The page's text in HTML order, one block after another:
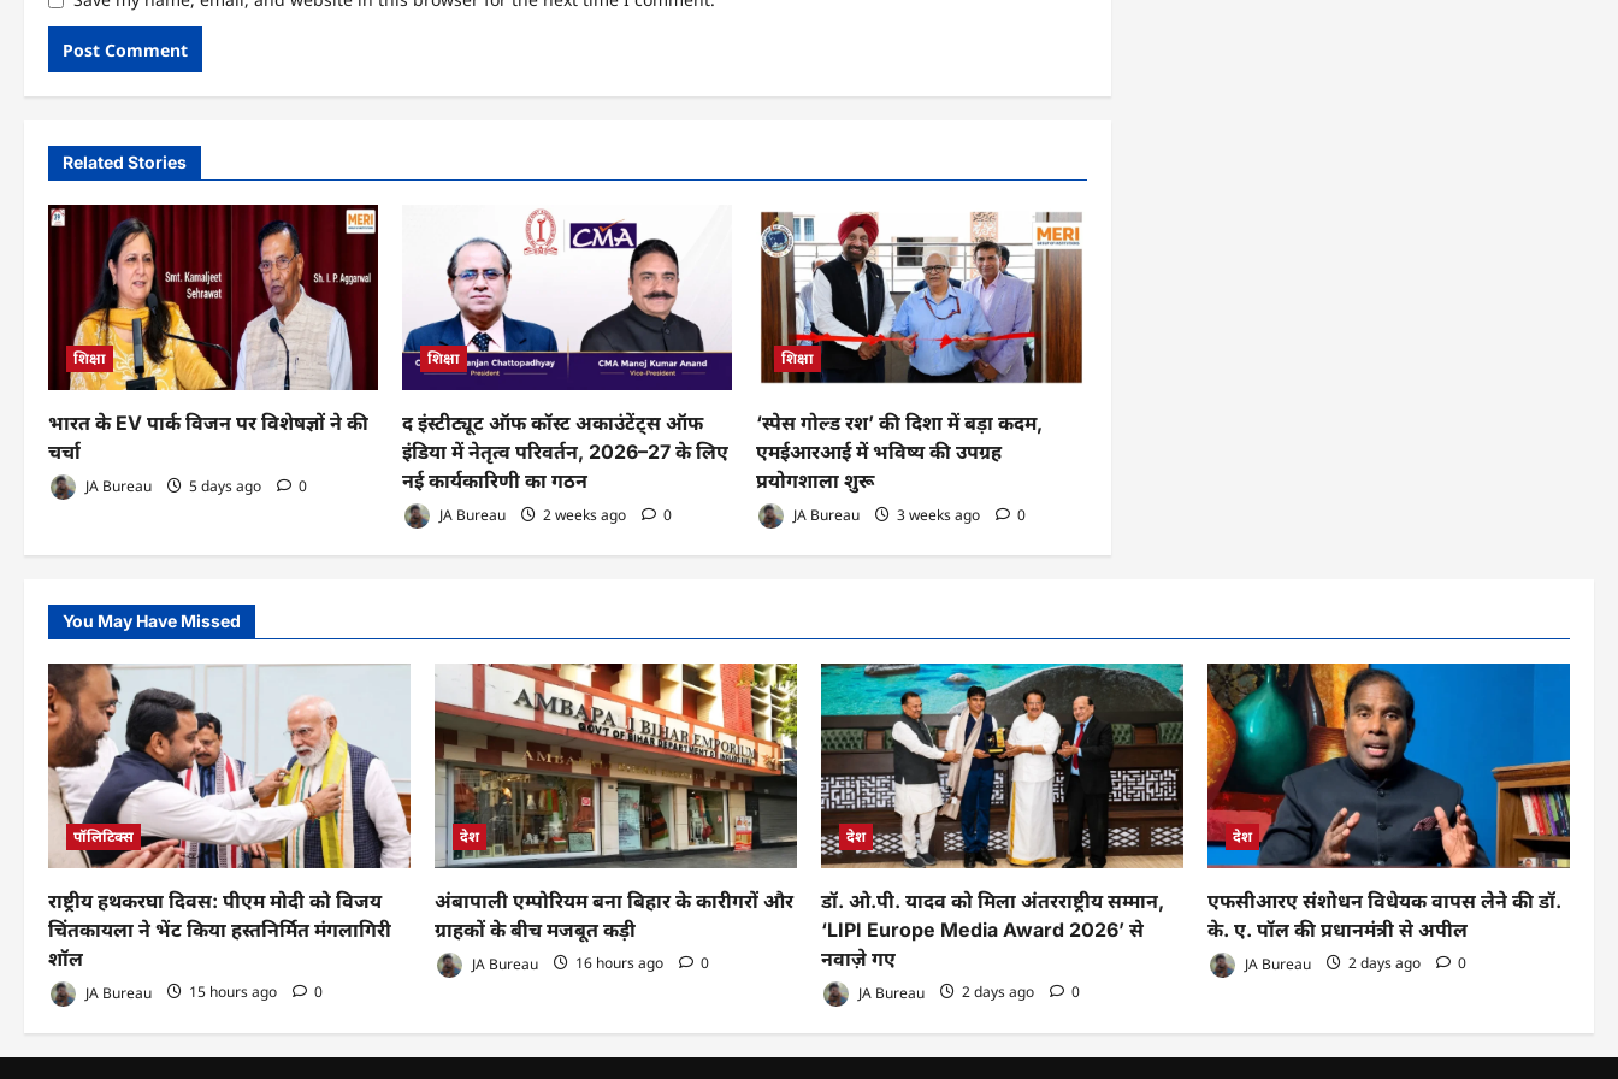
Related Stories
शिक्षा
भारत के EV पार्क विजन पर विशेषज्ञों ने की
चर्चा
JA Bureau 5 days ago 0
शिक्षा
द इंस्टीट्यूट ऑफ कॉस्ट अकाउंटेंट्स ऑफ
इंडिया में नेतृत्व परिवर्तन, 2026–27 के लिए
नई कार्यकारिणी का गठन
JA Bureau 2 weeks ago 0
शिक्षा
‘स्पेस गोल्ड रश’ की दिशा में बड़ा कदम,
एमईआरआई में भविष्य की उपग्रह
प्रयोगशाला शुरू
JA Bureau 3 weeks ago 0
You May Have Missed
पॉलिटिक्स
राष्ट्रीय हथकरघा दिवस: पीएम मोदी को विजय
चिंतकायला ने भेंट किया हस्तनिर्मित मंगलागिरी
शॉल
JA Bureau 15 hours ago 0
देश
अंबापाली एम्पोरियम बना बिहार के कारीगरों और
ग्राहकों के बीच मजबूत कड़ी
JA Bureau 16 hours ago 0
देश
डॉ. ओ.पी. यादव को मिला अंतरराष्ट्रीय सम्मान,
‘LIPI Europe Media Award 2026’ से
नवाज़े गए
JA Bureau 2 days ago 0
देश
एफसीआरए संशोधन विधेयक वापस लेने की डॉ.
के. ए. पॉल की प्रधानमंत्री से अपील
JA Bureau 2 days ago 0